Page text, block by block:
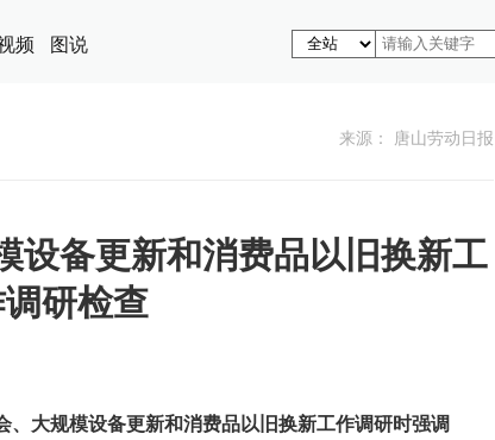
频 图说
来源： 唐山劳动日报
设备更新和消费品以旧换新工
研检查
大规模设备更新和消费品以旧换新工作调研时强调